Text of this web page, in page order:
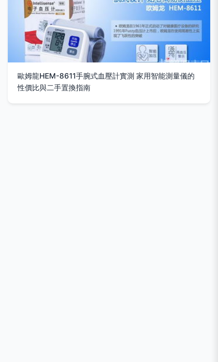
歐姆龍HEM-8611手腕式血壓計實測 家用智能測量儀的
性價比與二手置換指南